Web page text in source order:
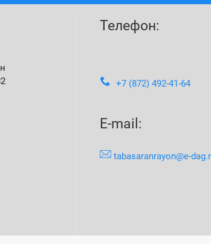
Телефон:
+7 (872) 492-41-64
E-mail:
tabasaranrayon@e-